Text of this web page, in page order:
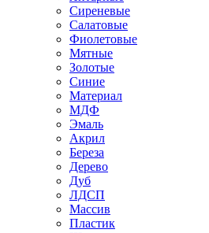
Сиреневые
Салатовые
Фиолетовые
Мятные
Золотые
Синие
Материал
МДФ
Эмаль
Акрил
Береза
Дерево
Дуб
ЛДСП
Массив
Пластик